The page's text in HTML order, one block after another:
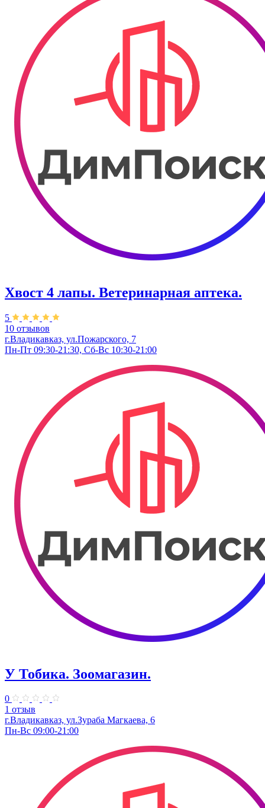
Хвост 4 лапы. Ветеринарная аптека.
5
10 отзывов
г.Владикавказ, ул.Пожарского, 7
Пн-Пт 09:30-21:30, Сб-Вс 10:30-21:00
У Тобика. ​Зоомагазин.
0
1 отзыв
г.Владикавказ, ул.Зураба Магкаева, 6
Пн-Вс 09:00-21:00